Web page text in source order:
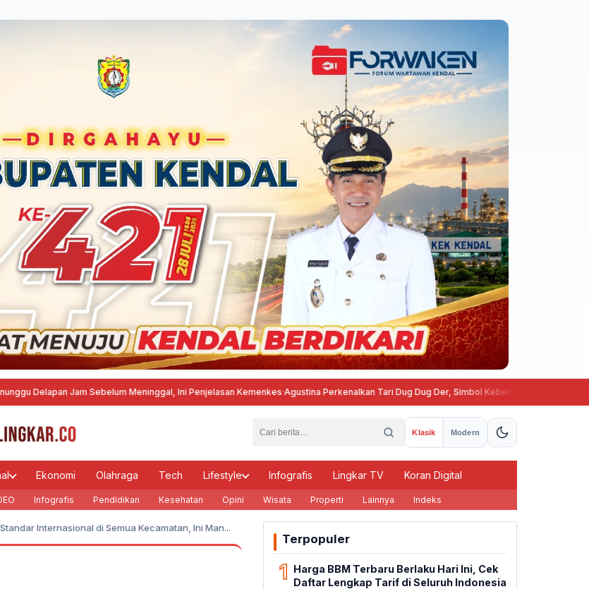
Jam Sebelum Meninggal, Ini Penjelasan Kemenkes·Agustina Perkenalkan Tari Dug Dug Der, Simbol Kebersamaan Warga Semarang
Klasik Modern
Ekonomi Olahraga Tech Lifestyle Infografis Lingkar TV Koran Digital
Infografis Pendidikan Kesehatan Opini Wisata Properti Lainnya Indeks
Internasional di Semua Kecamatan, Ini Man...
Terpopuler
1 Harga BBM Terbaru Berlaku Hari Ini, Cek
Daftar Lengkap Tarif di Seluruh Indonesia